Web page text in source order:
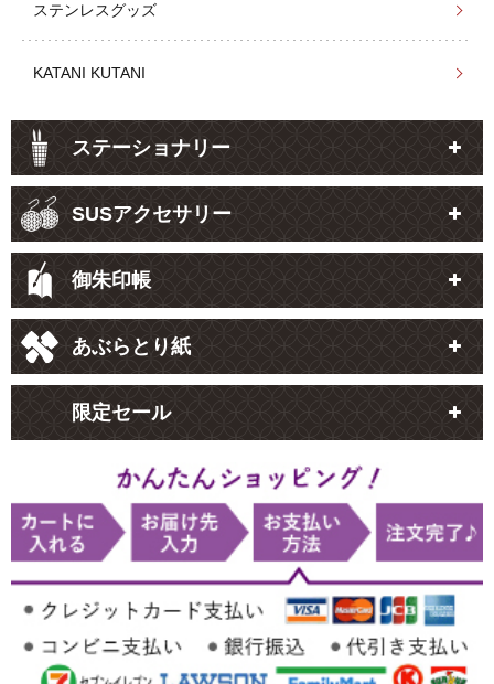
ステンレスグッズ
KATANI KUTANI
ステーショナリー
SUSアクセサリー
御朱印帳
あぶらとり紙
限定セール